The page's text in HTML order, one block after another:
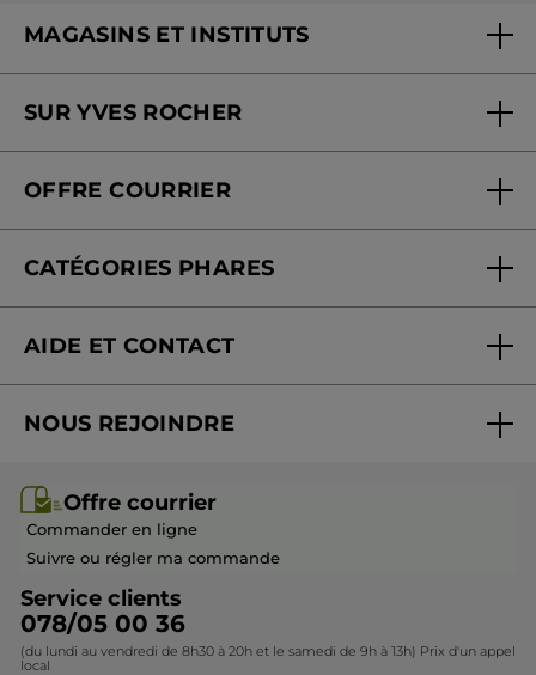
MAGASINS ET INSTITUTS
Soins en institut
SUR YVES ROCHER
Nos engagements
Blog Act Beautiful
OFFRE COURRIER
CATÉGORIES PHARES
Promotions
Idées cadeaux
Collection de Noël
AIDE ET CONTACT
Mes cadeaux
Questions & Réponses
Contactez-nous
NOUS REJOINDRE
Devenir franchisé ou gérant
Offre courrier
Commander en ligne
Suivre ou régler ma commande
Service clients
078/05 00 36
(du lundi au vendredi de 8h30 à 20h et le samedi de 9h à 13h) Prix d'un appel
local